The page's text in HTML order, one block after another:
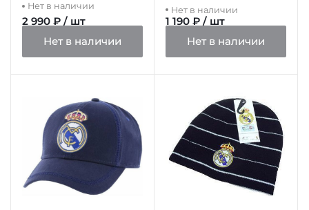
Нет в наличии
2 990 ₽ / шт
Нет в наличии
Нет в наличии
1 190 ₽ / шт
Нет в наличии